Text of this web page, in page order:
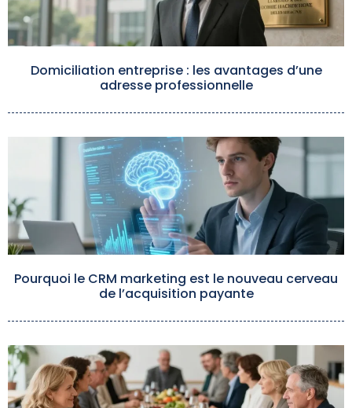
Domiciliation entreprise : les avantages d’une
adresse professionnelle
Pourquoi le CRM marketing est le nouveau cerveau
de l’acquisition payante